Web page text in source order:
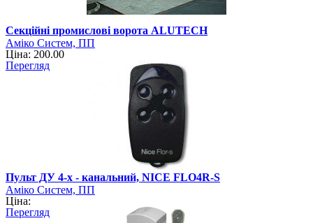
Секційні промислові ворота ALUTECН
Аміко Систем, ПП
Ціна: 200.00
Перегляд
Пульт ДУ 4-x - канальний, NICE FLO4R-S
Аміко Систем, ПП
Ціна:
Перегляд